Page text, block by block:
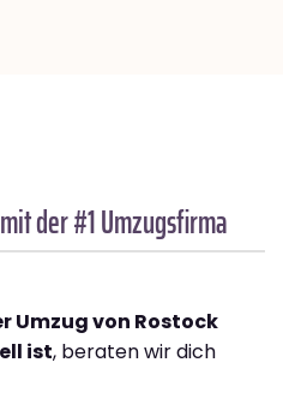
mit der #1 Umzugsfirma
Umzug von Rostock
ist, beraten wir dich